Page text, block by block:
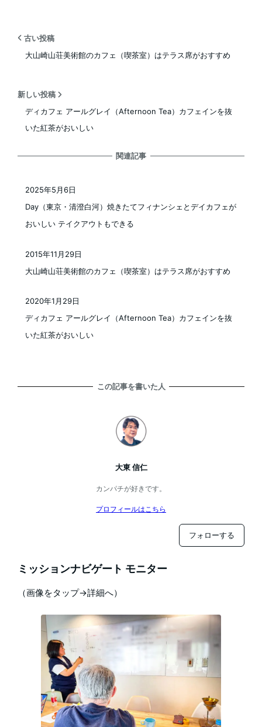
古い投稿
大山崎山荘美術館のカフェ（喫茶室）はテラス席がおすすめ
新しい投稿
ディカフェ アールグレイ（Afternoon Tea）カフェインを抜
いた紅茶がおいしい
関連記事
Day（東京・清澄白河）焼きたてフィナンシェとデイカフェが
おいしい テイクアウトもできる
2025年5月6日
大山崎山荘美術館のカフェ（喫茶室）はテラス席がおすすめ
投稿日
2015年11月29日
ディカフェ アールグレイ（Afternoon Tea）カフェインを抜
いた紅茶がおいしい
2020年1月29日
この記事を書いた人
大東 信仁
カンパチが好きです。
プロフィールはこちら
フォローする
ミッションナビゲート モニター
（画像をタップ→詳細へ）